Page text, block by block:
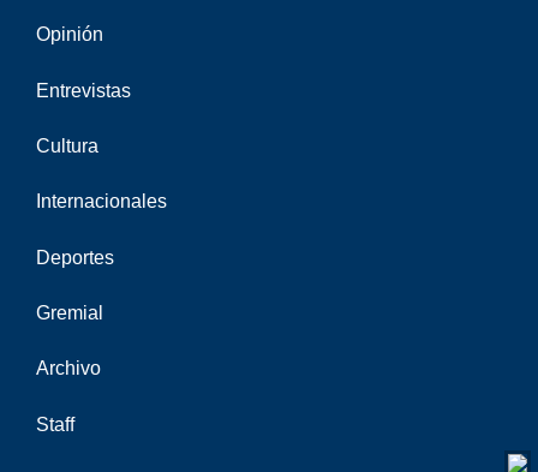
Opinión
Entrevistas
Cultura
Internacionales
Deportes
Gremial
Archivo
Staff